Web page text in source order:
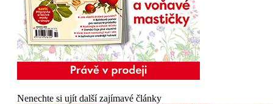
Nenechte si ujít další zajímavé články